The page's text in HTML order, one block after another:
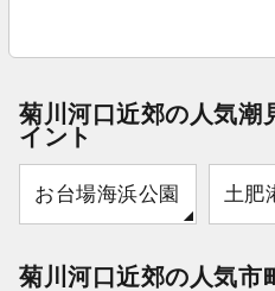
菊川河口近郊の人気潮
イント
お台場海浜公園 土肥
菊川河口近郊の人気市